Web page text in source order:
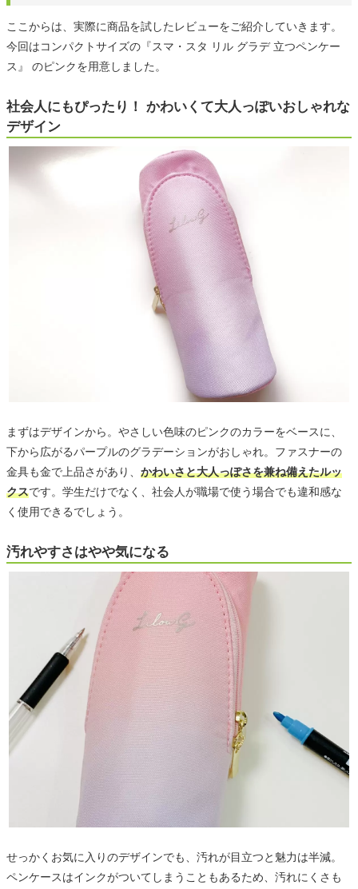
ここからは、実際に商品を試したレビューをご紹介していきます。
今回はコンパクトサイズの『スマ・スタ リル グラデ 立つペンケー
ス』 のピンクを用意しました。
社会人にもぴったり！ かわいくて大人っぽいおしゃれな
デザイン
まずはデザインから。やさしい色味のピンクのカラーをベースに、
下から広がるパープルのグラデーションがおしゃれ。ファスナーの
金具も金で上品さがあり、 かわいさと大人っぽさを兼ね備えたルッ
クスです。学生だけでなく、社会人が職場で使う場合でも違和感な
く使用できるでしょう。
汚れやすさはやや気になる
せっかくお気に入りのデザインでも、汚れが目立つと魅力は半減。
ペンケースはインクがついてしまうこともあるため、汚れにくさも